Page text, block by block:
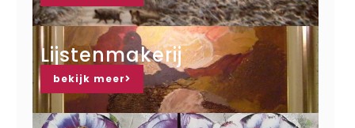
Lijstenmakerij
bekijk meer